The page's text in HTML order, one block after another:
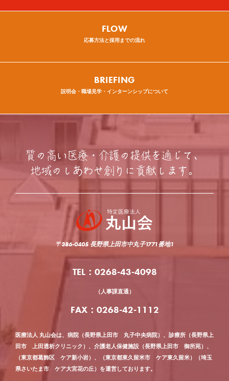
FLOW
応募方法と採用までの流れ
BRIEFING
説明会・職場見学・インターンシップについて
〒386-0405 長野県上田市中丸子1771番地1
TEL：0268-43-4098
（人事課直通）
FAX：0268-42-1112
医療法人 丸山会は、病院（長野県上田市 丸子中央病院）、診療所（長野県上
田市 上田透析クリニック）、介護老人保健施設（長野県上田市 御所苑）、
（東京都葛飾区 ケア新小岩）、（東京都東久留米市 ケア東久留米）（埼玉
県さいたま市 ケア大宮花の丘）を運営しております。